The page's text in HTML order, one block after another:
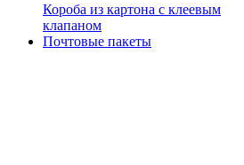
Короба из картона с клеевым
клапаном
Почтовые пакеты